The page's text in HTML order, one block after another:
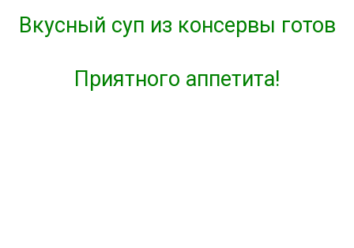
Вкусный суп из консервы готов
Приятного аппетита!